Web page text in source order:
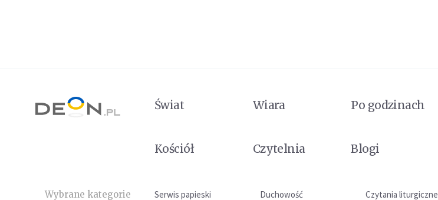
Świat Wiara Po godzinach
Kościół
Czytelnia Blogi
Wybrane kategorie Serwis papieski Duchowość Czytania liturgiczne